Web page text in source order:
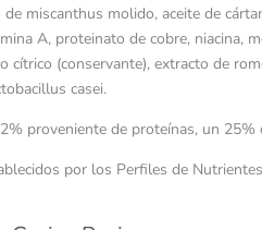
miscanthus molido, aceite de
A, proteinato de cobre,
cítrico (conservante), extracto de
casei.
proveniente de proteínas, un
por los Perfiles de